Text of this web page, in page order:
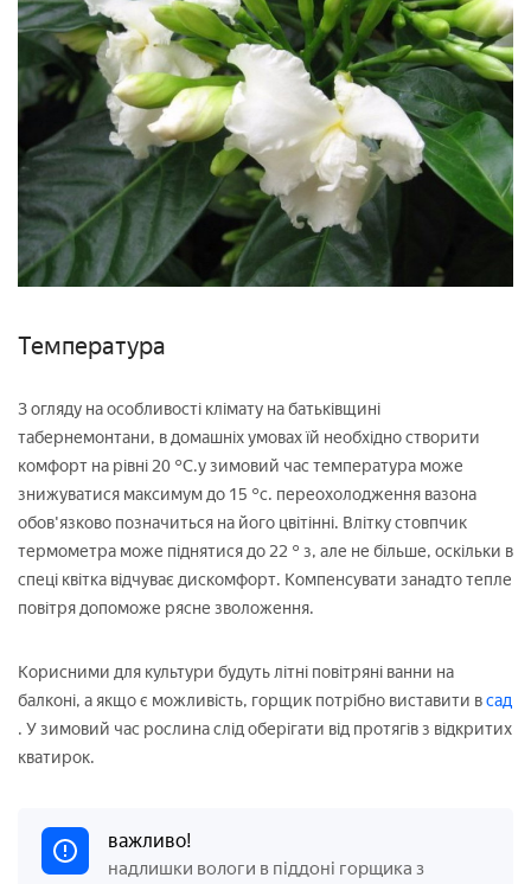
Температура
З огляду на особливості клімату на батьківщині
табернемонтани, в домашніх умовах їй необхідно створити
комфорт на рівні 20 °С.у зимовий час температура може
знижуватися максимум до 15 °с. переохолодження вазона
обов'язково позначиться на його цвітінні. Влітку стовпчик
термометра може піднятися до 22 ° з, але не більше, оскільки в
спеці квітка відчуває дискомфорт. Компенсувати занадто тепле
повітря допоможе рясне зволоження.
Корисними для культури будуть літні повітряні ванни на
балконі, а якщо є можливість, горщик потрібно виставити всад
. У зимовий час рослина слід оберігати від протягів з відкритих
кватирок.
важливо!
надлишки вологи в піддоні горщика з